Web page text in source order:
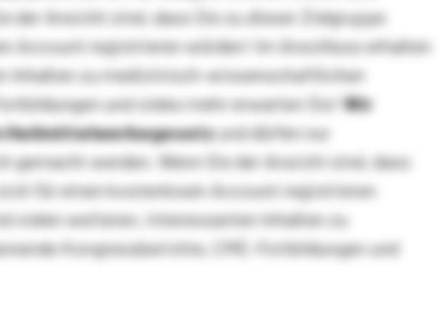
der Ansicht sind, dass Sie zu dieser Zielgruppe
Account registrieren würden! Im Anschluss erhalten
Inhalten zu medizinisch-wissenschaftlichen
und vieles mehr erwarten Sie!Wir
Heilmittelwerbegesetzund dürfen nur
werden. Wenn Sie der Ansicht sind, dass
für einen kostenlosen Account registrieren
vielen weiteren, interessanten Inhalten zu
Kongressberichte, CME-Fortbildungen und